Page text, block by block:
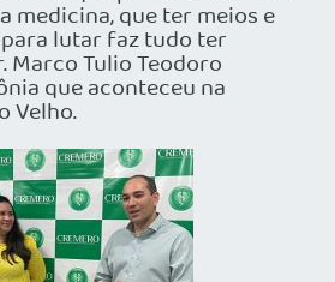
medicina, que ter meios e
lutar faz tudo ter
Marco Tulio Teodoro
que aconteceu na
Velho.